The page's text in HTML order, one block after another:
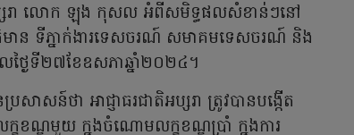
តិអប្សរា លោក ឡុង កុសល អំពីសមិទ្ធផលសំខាន់ៗនៅ
មាន ទីភ្នាក់ងារទេសចរណ៍ សមាគមទេសចរណ៍ និង
ងៃទី២៧ខែឧសភាឆ្នាំ២០២៤។
ាសន៍ថា អាជ្ញាធរជាតិអប្សរា ត្រូវបានបង្កើត
ខខណ្ឌមួយ ក្នុងចំណោមលក្ខខណ្ឌប្រាំ ក្នុងការ